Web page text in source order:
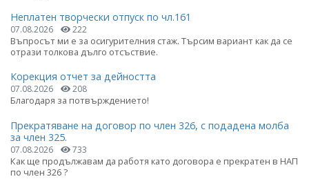
Неплатен творчески отпуск по чл.161
07.08.2026 222
Въпросът ми е за осигурителния стаж. Търсим вариант как да се
отрази толкова дълго отсъствие.
Корекция отчет за дейността
07.08.2026 208
Благодаря за потвърждението!
Прекратяване на договор по член 326, с подадена молба
за член 325.
07.08.2026 733
Как ще продължавам да работя като договора е прекратен в НАП
по член 326 ?